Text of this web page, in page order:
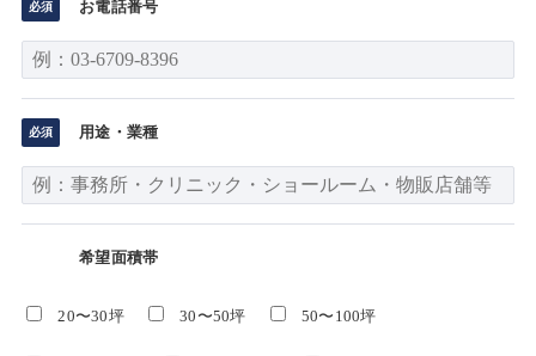
お電話番号
用途・業種
希望面積帯
20〜30坪 30〜50坪 50〜100坪